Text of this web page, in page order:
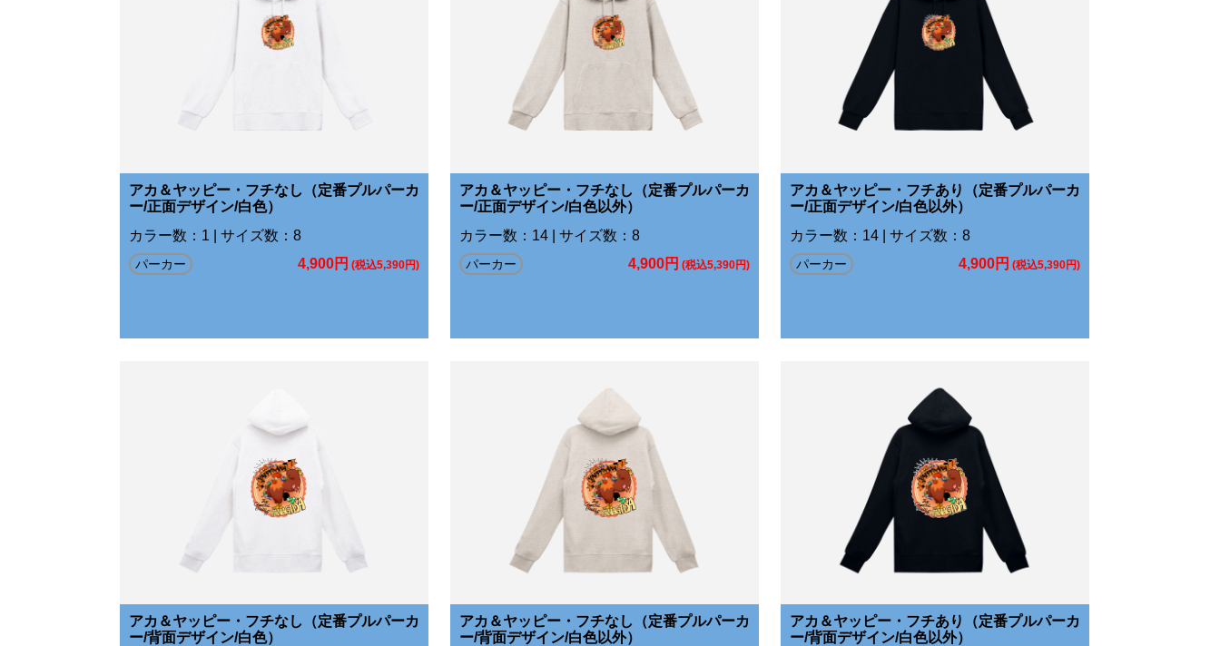
アカ＆ヤッピー・フチなし（定番プルパーカ
ー/正面デザイン/白色）
カラー数：1 | サイズ数：8
パーカー 4,900円 (税込5,390円)
アカ＆ヤッピー・フチなし（定番プルパーカ
ー/正面デザイン/白色以外）
カラー数：14 | サイズ数：8
パーカー 4,900円 (税込5,390円)
アカ＆ヤッピー・フチあり（定番プルパーカ
ー/正面デザイン/白色以外）
カラー数：14 | サイズ数：8
パーカー 4,900円 (税込5,390円)
アカ＆ヤッピー・フチなし（定番プルパーカ
ー/背面デザイン/白色）
アカ＆ヤッピー・フチなし（定番プルパーカ
ー/背面デザイン/白色以外）
アカ＆ヤッピー・フチあり（定番プルパーカ
ー/背面デザイン/白色以外）